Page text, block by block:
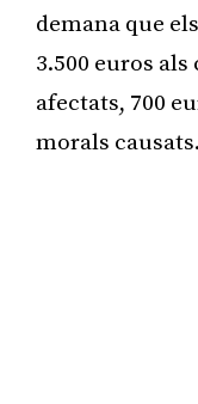
demana que
3.500 euros
afectats, 700
morals causats.